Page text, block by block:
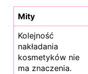
Mity
Kolejność
nakładania
kosmetyków nie
ma znaczenia.